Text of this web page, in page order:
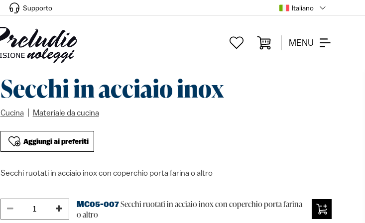
Supporto Italiano
MENU
Secchi in acciaio inox
Cucina Materiale da cucina
Aggiungi ai preferiti
Secchi ruotati in acciaio inox con coperchio porta farina o altro
MC05-007Secchi ruotati in acciaio inox con coperchio porta farina
o altro